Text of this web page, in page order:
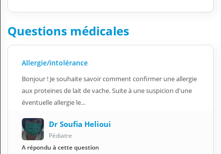
Questions médicales
Allergie/intolérance
Bonjour ! Je souhaite savoir comment confirmer une allergie
aux proteines de lait de vache. Suite à une suspicion d'une
éventuelle allergie le...
Dr Soufia Helioui
Pédiatre
A répondu à cette question